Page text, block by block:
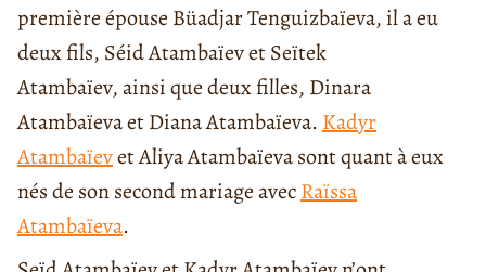
première épouse Büadjar Tenguizbaïeva, il a eu
deux fils, Séid Atambaïev et Seïtek
Atambaïev, ainsi que deux filles, Dinara
Atambaïeva et Diana Atambaïeva. Kadyr
Atambaïevet Aliya Atambaïeva sont quant à eux
nés de son second mariage avecRaïssa
Atambaïeva.